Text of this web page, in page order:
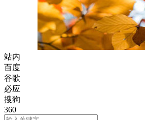
站内
百度
谷歌
必应
搜狗
360